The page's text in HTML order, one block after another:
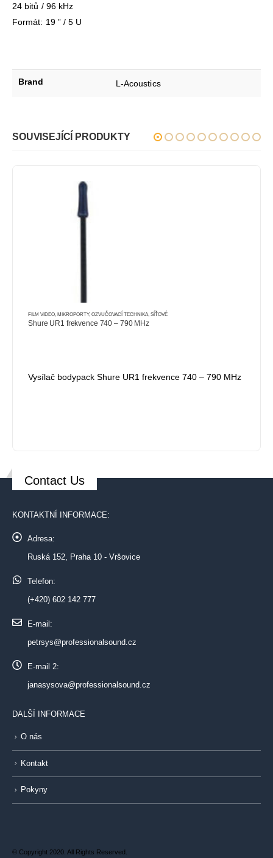
24 bitů / 96 kHz
Formát: 19 ” / 5 U
Brand L-Acoustics
SOUVISEJÍCÍ PRODUKTY
FILM VIDEO, MIKROPORTY, OZVUČOVACÍ TECHNIKA, SÍŤOVÉ
Shure UR1 frekvence 740 – 790 MHz
Vysílač bodypack Shure UR1 frekvence 740 – 790 MHz
Contact Us
KONTAKTNÍ INFORMACE:
Adresa:
Ruská 152, Praha 10 - Vršovice
Telefon:
(+420) 602 142 777
E-mail:
petrsys@professionalsound.cz
E-mail 2:
janasysova@professionalsound.cz
DALŠÍ INFORMACE
O nás
Kontakt
Pokyny
© Copyright 2020. All Rights Reserved.